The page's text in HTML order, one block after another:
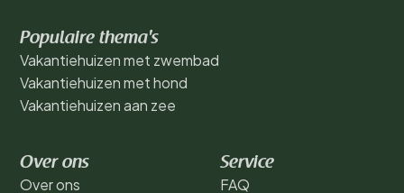
Populaire thema's
Vakantiehuizen met zwembad
Vakantiehuizen met hond
Vakantiehuizen aan zee
Over ons
Over ons
Service
FAQ